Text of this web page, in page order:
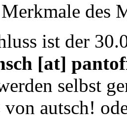
des
ist der
[at]
selbst
autsch!